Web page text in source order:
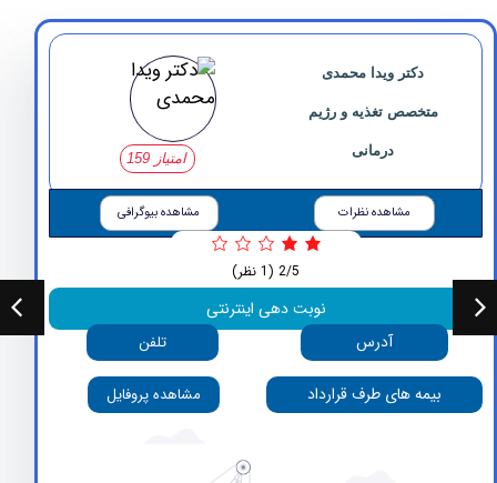
دکتر ویدا محمدی
متخصص تغذیه و رژیم
مشاهده نظرات مشاهده بیوگرافی
نوبت دهی اینترنتی
آدرس
تلفن
بیمه های طرف قرارداد مشاهده پروفایل